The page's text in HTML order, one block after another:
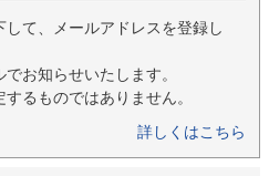
して、メールアドレスを登録し
お知らせいたします。
るものではありません。
詳しくはこちら